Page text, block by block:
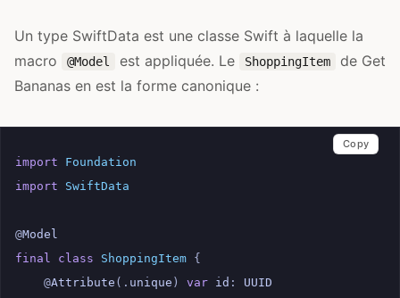
Un type SwiftData est une classe Swift à laquelle la
macro
@Model est appliquée. Le ShoppingItem
de Get
Bananas en est la forme canonique :
import
Foundation
import
SwiftData
@Model
final
class ShoppingItem {
@Attribute (. unique ) var id :
UUID
Copy